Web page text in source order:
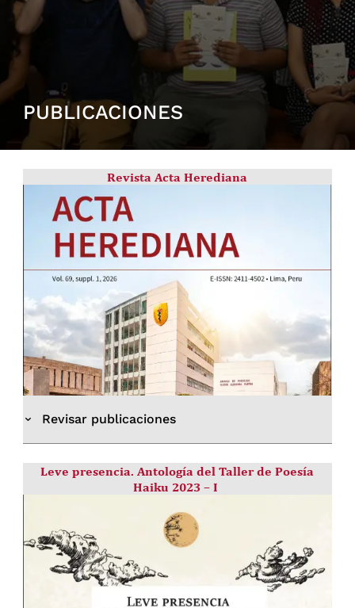
PUBLICACIONES
Revista Acta Herediana
Revisar publicaciones
Actividades del Centro Cultural de la
Universidad Peruana Cayetano Heredia
responsabilidad social
La importancia de las artes en la mejora de
nuestro bienestar
La cultura como pilar de los objetivos de
Leve presencia. Antología del Taller de Poesía
Haiku 2023 – I